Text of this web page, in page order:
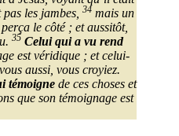
les jambes, 34 mais un
le côté ; et aussitôt,
35 Celui qui a vu rend
est véridique ; et celui-
aussi, vous croyiez.
témoigne de ces choses et
que son témoignage est